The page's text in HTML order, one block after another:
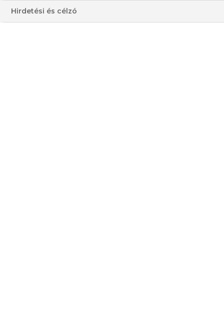
ALMÁS SÜTEMÉNY
Hirdetési és célzó